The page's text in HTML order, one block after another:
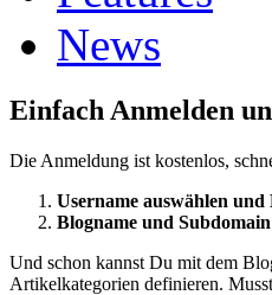
News
Einfach Anmelden
Die Anmeldung ist kostenlos,
Username auswählen
Blogname und
Und schon kannst Du mit dem
Artikelkategorien definieren.